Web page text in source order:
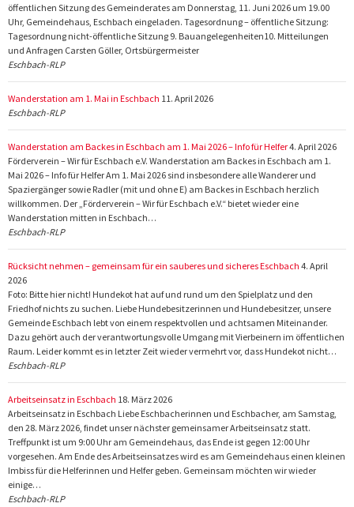
öffentlichen Sitzung des Gemeinderates am Donnerstag, 11. Juni 2026 um 19.00
Uhr, Gemeindehaus, Eschbach eingeladen. Tagesordnung – öffentliche Sitzung:
Tagesordnung nicht-öffentliche Sitzung 9. Bauangelegenheiten10. Mitteilungen
und Anfragen Carsten Göller, Ortsbürgermeister
Eschbach-RLP
Wanderstation am 1. Mai in Eschbach 11. April 2026
Eschbach-RLP
Wanderstation am Backes in Eschbach am 1. Mai 2026 – Info für Helfer4. April 2026
Förderverein – Wir für Eschbach e.V. Wanderstation am Backes in Eschbach am 1.
Mai 2026 – Info für Helfer Am 1. Mai 2026 sind insbesondere alle Wanderer und
Spaziergänger sowie Radler (mit und ohne E) am Backes in Eschbach herzlich
willkommen. Der „Förderverein – Wir für Eschbach e.V.“ bietet wieder eine
Wanderstation mitten in Eschbach…
Eschbach-RLP
Rücksicht nehmen – gemeinsam für ein sauberes und sicheres Eschbach 4. April
2026
Foto: Bitte hier nicht! Hundekot hat auf und rund um den Spielplatz und den
Friedhof nichts zu suchen. Liebe Hundebesitzerinnen und Hundebesitzer, unsere
Gemeinde Eschbach lebt von einem respektvollen und achtsamen Miteinander.
Dazu gehört auch der verantwortungsvolle Umgang mit Vierbeinern im öffentlichen
Raum. Leider kommt es in letzter Zeit wieder vermehrt vor, dass Hundekot nicht…
Eschbach-RLP
Arbeitseinsatz in Eschbach 18. März 2026
Arbeitseinsatz in Eschbach Liebe Eschbacherinnen und Eschbacher, am Samstag,
den 28. März 2026, findet unser nächster gemeinsamer Arbeitseinsatz statt.
Treffpunkt ist um 9:00 Uhr am Gemeindehaus, das Ende ist gegen 12:00 Uhr
vorgesehen. Am Ende des Arbeitseinsatzes wird es am Gemeindehaus einen kleinen
Imbiss für die Helferinnen und Helfer geben. Gemeinsam möchten wir wieder
einige…
Eschbach-RLP